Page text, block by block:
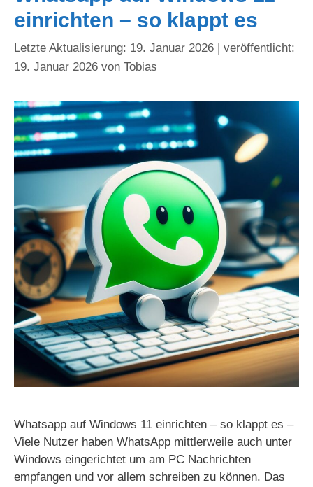
einrichten – so klappt es
19. Januar 2026
19. Januar 2026 von Tobias
Whatsapp auf Windows 11 einrichten – so klappt es –
Viele Nutzer haben WhatsApp mittlerweile auch unter
Windows eingerichtet um am PC Nachrichten
empfangen und vor allem schreiben zu können. Das